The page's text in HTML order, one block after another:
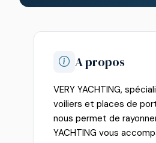
A propos
VERY YACHTING,
voiliers et places de
nous permet de
YACHTING vous